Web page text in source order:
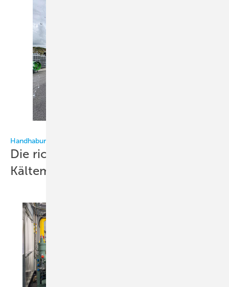
Handhabung von Kältemitteln
Die richtige Flasche für jedes
Kältemittel